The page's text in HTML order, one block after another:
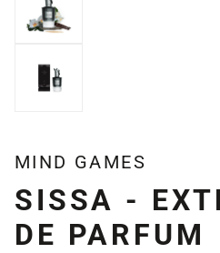
MIND GAMES
SISSA -
DE PARFUM